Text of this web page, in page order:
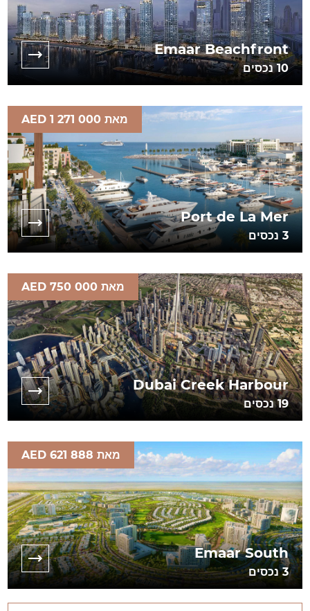
Emaar Beachfront
10נכסים
מאת AED 1 271 000
Port de La Mer
3 נכסים
מאת AED 750 000
Dubai Creek Harbour
19נכסים
מאת AED 621 888
Emaar South
3נכסים